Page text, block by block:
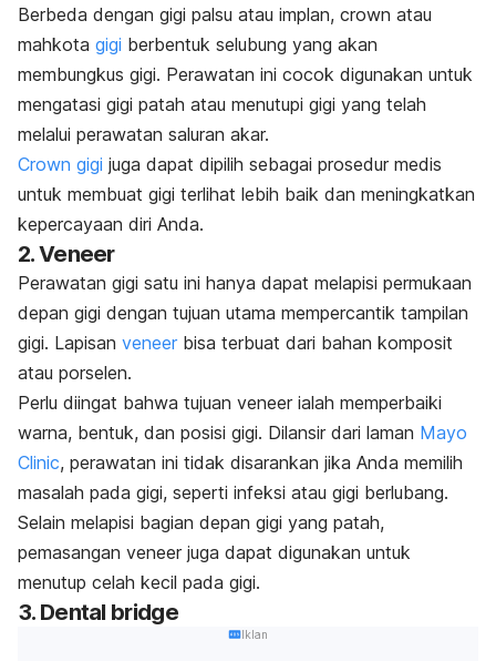
Berbeda dengan gigi palsu atau implan, crown atau
mahkota gigi berbentuk selubung yang akan
membungkus gigi. Perawatan ini cocok digunakan untuk
mengatasi gigi patah atau menutupi gigi yang telah
melalui perawatan saluran akar.
Crown gigi juga dapat dipilih sebagai prosedur medis
untuk membuat gigi terlihat lebih baik dan meningkatkan
kepercayaan diri Anda.
2.Veneer
Perawatan gigi satu ini hanya dapat melapisi permukaan
depan gigi dengan tujuan utama mempercantik tampilan
gigi. Lapisan veneer bisa terbuat dari bahan komposit
atau porselen.
Perlu diingat bahwa tujuan veneer ialah memperbaiki
warna, bentuk, dan posisi gigi. Dilansir dari laman Mayo
Clinic, perawatan ini tidak disarankan jika Anda memilih
masalah pada gigi, seperti infeksi atau gigi berlubang.
Selain melapisi bagian depan gigi yang patah,
pemasangan veneer juga dapat digunakan untuk
menutup celah kecil pada gigi.
3. Dental bridge
Iklan